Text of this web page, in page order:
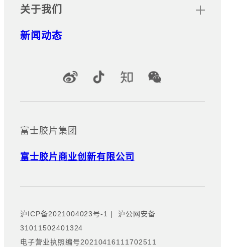
关于我们
新闻动态
官方社交媒体账号
富士胶片集团
富士胶片商业创新有限公司
沪ICP备2021004023号-1 |沪公网安备
31011502401324
电子营业执照编号20210416111702511